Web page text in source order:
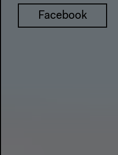
Facebook